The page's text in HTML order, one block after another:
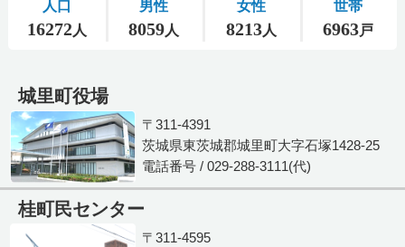
城里町役場
〒311-4391
茨城県東茨城郡城里町大字石塚1428-25
電話番号 / 029-288-3111(代)
桂町民センター
〒311-4595